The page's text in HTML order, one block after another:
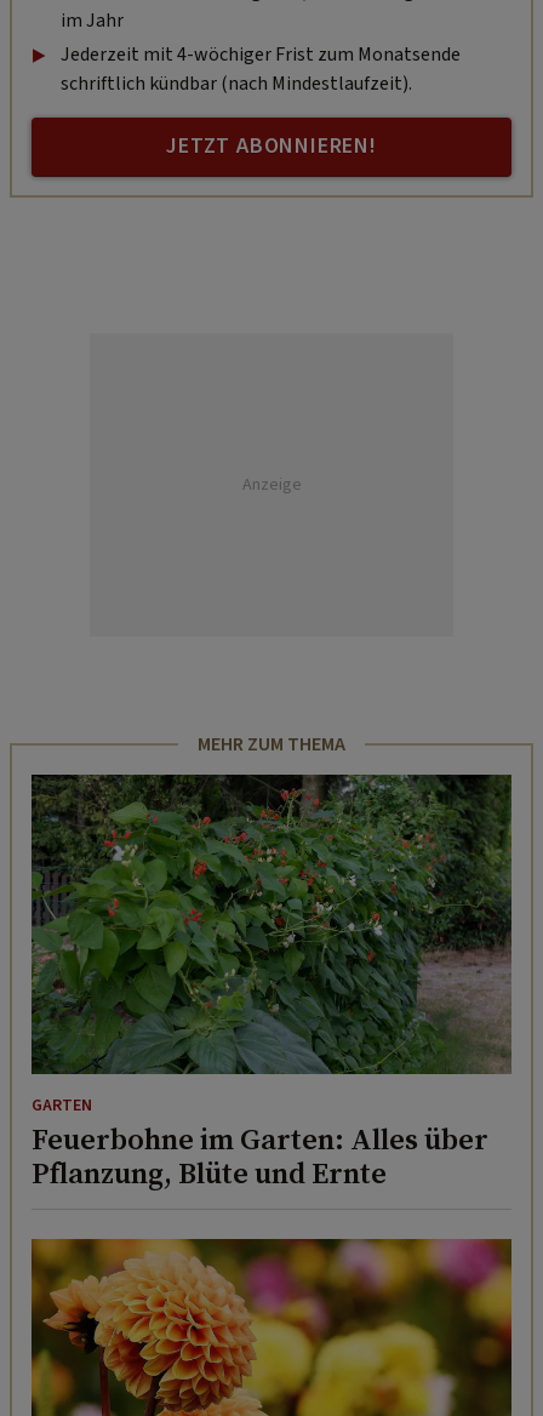
im Jahr
Jederzeit mit 4-wöchiger Frist zum Monatsende
schriftlich kündbar (nach Mindestlaufzeit).
JETZT ABONNIEREN!
Anzeige
MEHR ZUM THEMA
GARTEN
Feuerbohne im Garten: Alles über
Pflanzung, Blüte und Ernte